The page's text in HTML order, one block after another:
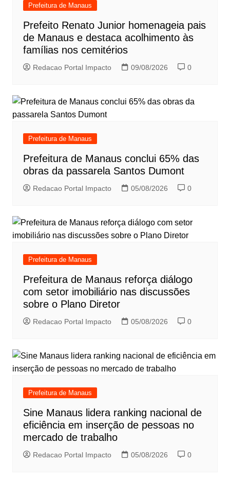
Prefeitura de Manaus
Prefeito Renato Junior homenageia pais
de Manaus e destaca acolhimento às
famílias nos cemitérios
Redacao Portal Impacto 09/08/2026 0
Prefeitura de Manaus
Prefeitura de Manaus conclui 65% das
obras da passarela Santos Dumont
Redacao Portal Impacto 05/08/2026 0
Prefeitura de Manaus
Prefeitura de Manaus reforça diálogo
com setor imobiliário nas discussões
sobre o Plano Diretor
Redacao Portal Impacto 05/08/2026 0
Prefeitura de Manaus
Sine Manaus lidera ranking nacional de
eficiência em inserção de pessoas no
mercado de trabalho
Redacao Portal Impacto 05/08/2026 0